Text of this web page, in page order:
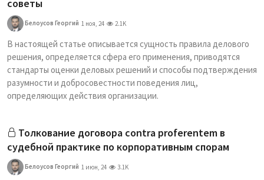
советы
Белоусов Георгий 1 ноя, 24 2.1K
В настоящей статье описывается сущность правила делового
решения, определяется сфера его применения, приводятся
стандарты оценки деловых решений и способы подтверждения
разумности и добросовестности поведения лиц,
определяющих действия организации.
Толкование договора contra proferentem в
судебной практике по корпоративным спорам
Белоусов Георгий 1 июн, 24 3.1K